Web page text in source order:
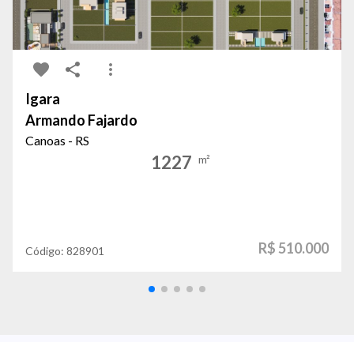
Igara
Armando Fajardo
Canoas - RS
1227 m²
Código: 828901 R$ 510.000